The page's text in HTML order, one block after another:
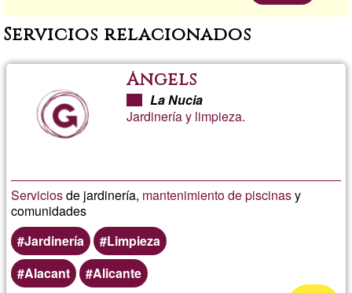
Servicios relacionados
Ángels
La Nucia
Jardinería y limpieza.
Serviciosde jardinería, mantenimiento de piscinasy
comunidades
Jardinería
Limpieza
Alacant
Alicante